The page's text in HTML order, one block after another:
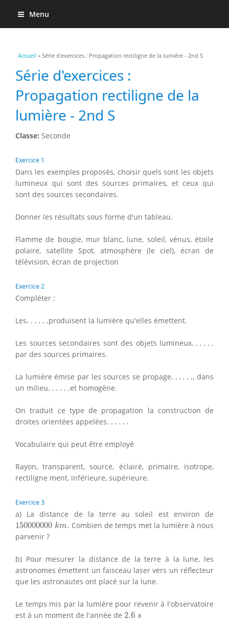
Menu
Vous êtes ici
Accueil » Série d'exercices : Propagation rectiligne de la lumière - 2nd S
Série d'exercices :
Propagation rectiligne de la
lumière - 2nd S
Classe: Seconde
Exercice 1
Dans les exemples proposés, choisir quels sont les objets
lumineux qui sont des sources primaires, et ceux qui
sont des sources secondaires.
Donner les résultats sous forme d'un tableau.
Flamme de bougie, mur blanc, lune, soleil, vénus, étoile
polaire, satellite Spot, atmosphère (le ciel), écran de
télévision, écran de projection
Exercice 2
Compléter :
Les… …
… … produisent la lumière qu'elles émettent.
Les sources secondaires sont des objets lumineux… …
… …
par des sources primaires.
La lumière émise par les sources se propage… …
… …
, dans
un milieu… …
… … et homogène.
On traduit ce type de propagation la construction de
droites orientées appelées… …
… …
Vocabulaire qui peut être employé
Rayon, transparent, source, éclairé, primaire, isotrope,
rectiligne ment, inférieure, supérieure.
Exercice 3
a) La distance de la terre au soleil est environ de
150000000 km.
150000000k m.
Combien de temps met la lumière à nous
parvenir ?
b) Pour mesurer la distance de la terre à la lune, les
astronomes émettent un faisceau laser vers un réflecteur
que les astronautes ont placé sur la lune.
Le temps mis par la lumière pour revenir à l'observatoire
est à un moment de l'année de 2.6 s
2.6 s